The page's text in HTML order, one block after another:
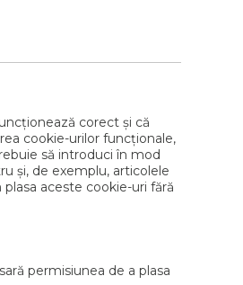
corect și că
cookie-urilor funcționale,
să introduci în mod
și, de exemplu, articolele
aceste cookie-uri fără
permisiunea de a plasa